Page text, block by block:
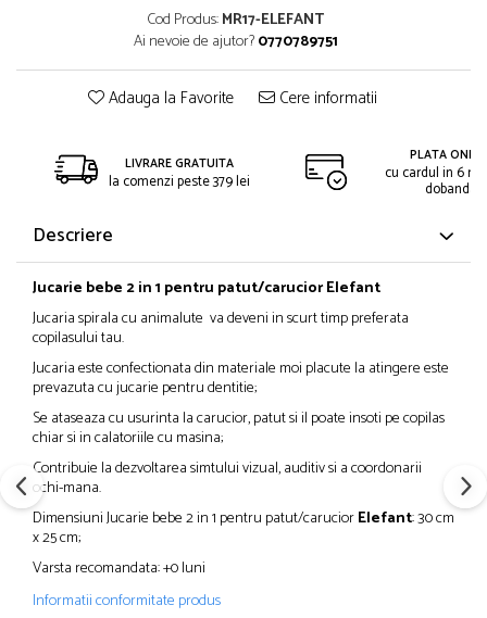
Cod Produs:MR17-ELEFANT
Ai nevoie de ajutor?0770789751
Adauga la Favorite Cere informatii
LIVRARE GRATUITA
la comenzi peste 379 lei
PLATA
cu cardul in 6
dobanda
Descriere
Jucarie bebe 2 in 1 pentru patut/caruciorElefant
Jucaria spirala cu animalute va deveni in scurt timp preferata
copilasului tau.
Jucaria este confectionata din materiale moi placute la atingere este
prevazuta cu jucarie pentru dentitie;
Se ataseaza cu usurinta la carucior, patut si il poate insoti pe copilas
chiar si in calatoriile cu masina;
Contribuie la dezvoltarea simtului vizual, auditiv si a coordonarii
ochi-mana.
Dimensiuni Jucarie bebe 2 in 1 pentru patut/caruciorElefant: 30 cm
x 25 cm;
Varsta recomandata: +0 luni
Informatii conformitate produs